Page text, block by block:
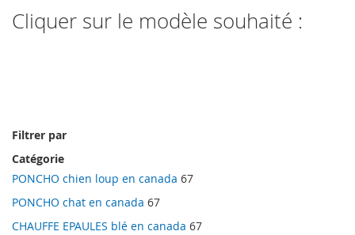
Cliquer sur le modèle souhaité :
Filtrer par
Catégorie
PONCHO chien loup en canada 67
PONCHO chat en canada 67
CHAUFFE EPAULES blé en canada 67